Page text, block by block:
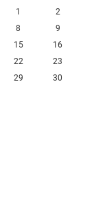
1
2
8
9
15
16
22
23
29
30